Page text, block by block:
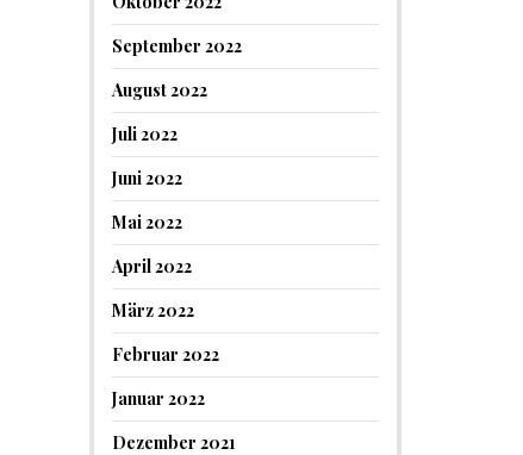
September 2022
August 2022
Juli 2022
Juni 2022
Mai 2022
April 2022
März 2022
Februar 2022
Januar 2022
Dezember 2021